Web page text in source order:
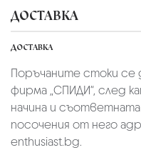
ДОСТАВКА
ДОСТАВКА
Поръчаните стоки се
фирмa „СПИДИ“, след
начина и
посочения от него
enthusiast.bg.